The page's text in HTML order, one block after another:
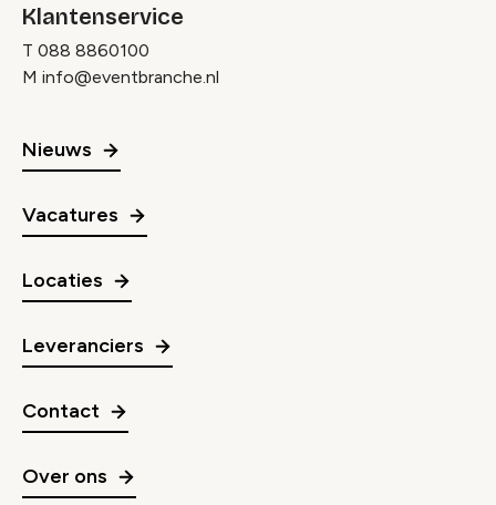
Klantenservice
T 088 8860100
M info@eventbranche.nl
Nieuws
Vacatures
Locaties
Leveranciers
Contact
Over ons